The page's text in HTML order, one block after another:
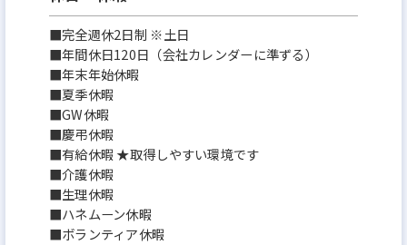
■完全週休2日制 ※土日
■年間休日120日（会社カレンダーに準ずる）
■年末年始休暇
■夏季休暇
■GW休暇
■慶弔休暇
■有給休暇 ★取得しやすい環境です
■介護休暇
■生理休暇
■ハネムーン休暇
■ボランティア休暇